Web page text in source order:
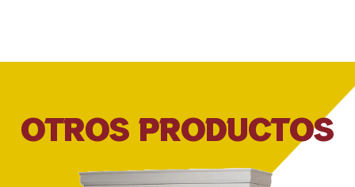
OTROS PRODUCTOS